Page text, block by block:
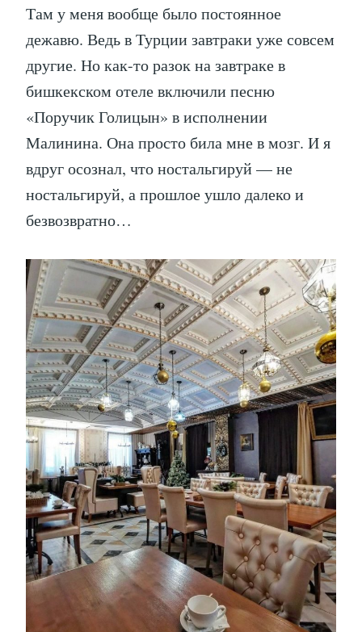
Там у меня вообще было постоянное
дежавю. Ведь в Турции завтраки уже совсем
другие. Но как-то разок на завтраке в
бишкекском отеле включили песню
«Поручик Голицын» в исполнении
Малинина. Она просто била мне в мозг. И я
вдруг осознал, что ностальгируй — не
ностальгируй, а прошлое ушло далеко и
безвозвратно…